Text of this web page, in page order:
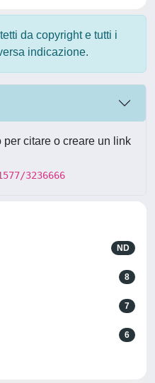
da copyright e tutti i
indicazione.
citare o creare un link
3236666
ND
8
7
6